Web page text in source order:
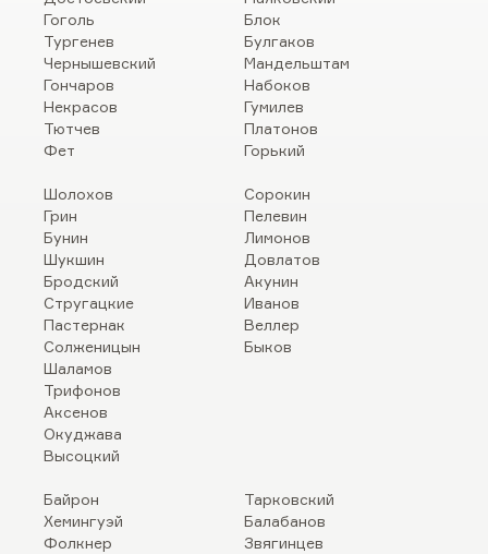
Гоголь
Тургенев
Чернышевский
Гончаров
Некрасов
Тютчев
Фет
Блок
Булгаков
Мандельштам
Набоков
Гумилев
Платонов
Горький
Шолохов
Грин
Бунин
Шукшин
Бродский
Стругацкие
Пастернак
Солженицын
Шаламов
Трифонов
Аксенов
Окуджава
Высоцкий
Сорокин
Пелевин
Лимонов
Довлатов
Акунин
Иванов
Веллер
Быков
Байрон
Хемингуэй
Фолкнер
Тарковский
Балабанов
Звягинцев